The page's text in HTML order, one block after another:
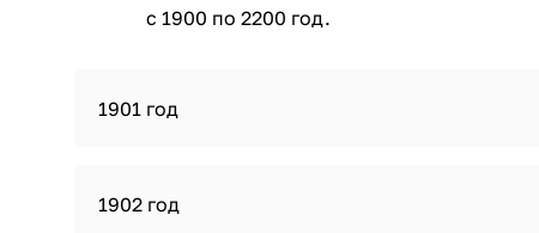
с 1900 по 2200 год.
1901 год
1902 год